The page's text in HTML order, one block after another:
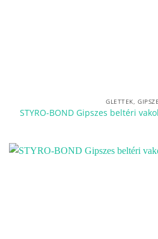
GLETTEK,
STYRO-BOND Gipszes beltéri